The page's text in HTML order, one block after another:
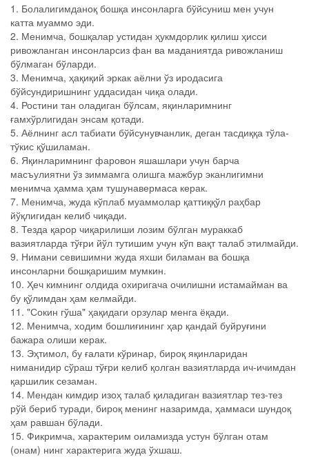
1. Болалигимданоқ бошқа инсонларга бўйсуниш мен учун
катта муаммо эди.
2. Менимча, бошқалар устидан ҳукмдорлик қилиш ҳисси
ривожланган инсонларсиз фан ва маданиятда ривожланиш
бўлмаган бўларди.
3. Менимча, ҳақиқий эркак аёлни ўз иродасига
бўйсундиришнинг уддасидан чиқа олади.
4. Ростини тан оладиган бўлсам, яқинларимнинг
ғамхўрлигидан энсам қотади.
5. Аёлнинг асл табиати бўйсунувчанлик, деган тасдиққа тўла-
тўкис қўшиламан.
6. Яқинларимнинг фаровон яшашлари учун барча
масъулиятни ўз зиммамга олишга мажбур эканлигимни
менимча ҳамма ҳам тушунавермаса керак.
7. Менимча, жуда кўплаб муаммолар қаттиққўл раҳбар
йўқлигидан келиб чиқади.
8. Тезда қарор чиқарилиши лозим бўлган мураккаб
вазиятларда тўғри йўл тутишим учун кўп вақт талаб этилмайди.
9. Нимани севишимни жуда яхши биламан ва бошқа
инсонларни бошқаришим мумкин.
10. Ҳеч кимнинг олдида охиригача очилишни истамайман ва
бу қўлимдан ҳам келмайди.
11. "Сокин гўша" ҳақидаги орзулар менга ёқади.
12. Менимча, ходим бошлиғининг ҳар қандай буйруғини
бажара олиши керак.
13. Эҳтимол, бу ғалати кўринар, бироқ яқинларидан
ниманидир сўраш тўғри келиб қолган вазиятларда ич-ичимдан
қаршилик сезаман.
14. Мендан кимдир изоҳ талаб қиладиган вазиятлар тез-тез
рўй бериб туради, бироқ менинг назаримда, ҳаммаси шундоқ
ҳам равшан бўлади.
15. Фикримча, характерим оиламизда устун бўлган отам
(онам) нинг характерига жуда ўхшаш.